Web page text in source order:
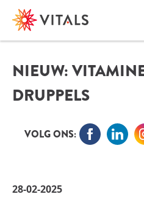
HEB JE VRAGEN?
We staan elke dag voor je klaar!
helpen, neem dan contact met
ons op:
NIEUW:
DRUPPELS
VOLG ONS:
28-02-2025